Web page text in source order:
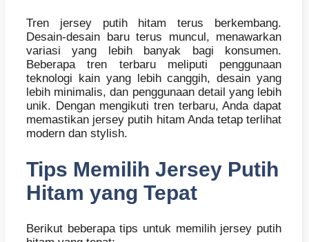
Tren jersey putih hitam terus berkembang.
Desain-desain baru terus muncul, menawarkan
variasi yang lebih banyak bagi konsumen.
Beberapa tren terbaru meliputi penggunaan
teknologi kain yang lebih canggih, desain yang
lebih minimalis, dan penggunaan detail yang lebih
unik. Dengan mengikuti tren terbaru, Anda dapat
memastikan jersey putih hitam Anda tetap terlihat
modern dan stylish.
Tips Memilih Jersey Putih
Hitam yang Tepat
Berikut beberapa tips untuk memilih jersey putih